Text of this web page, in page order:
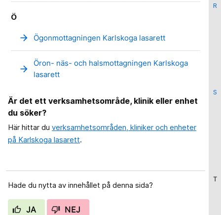
R
S
T
Ö
arrow_forward Ögonmottagningen Karlskoga lasarett
arrow_forward
Öron- näs- och halsmottagningen Karlskoga
lasarett
Är det ett verksamhetsområde, klinik eller enhet
du söker?
Här hittar du verksamhetsområden, kliniker och enheter
på Karlskoga lasarett.
Hade du nytta av innehållet på denna sida?
JA NEJ